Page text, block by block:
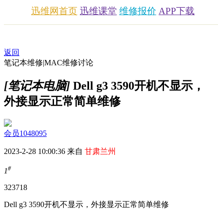
迅维网首页 迅维课堂 维修报价 APP下载
返回
笔记本维修|MAC维修讨论
[笔记本电脑] Dell g3 3590开机不显示，
外接显示正常简单维修
会员1048095
2023-2-28 10:00:36 来自 甘肃兰州
1#
323718
Dell g3 3590开机不显示，外接显示正常简单维修